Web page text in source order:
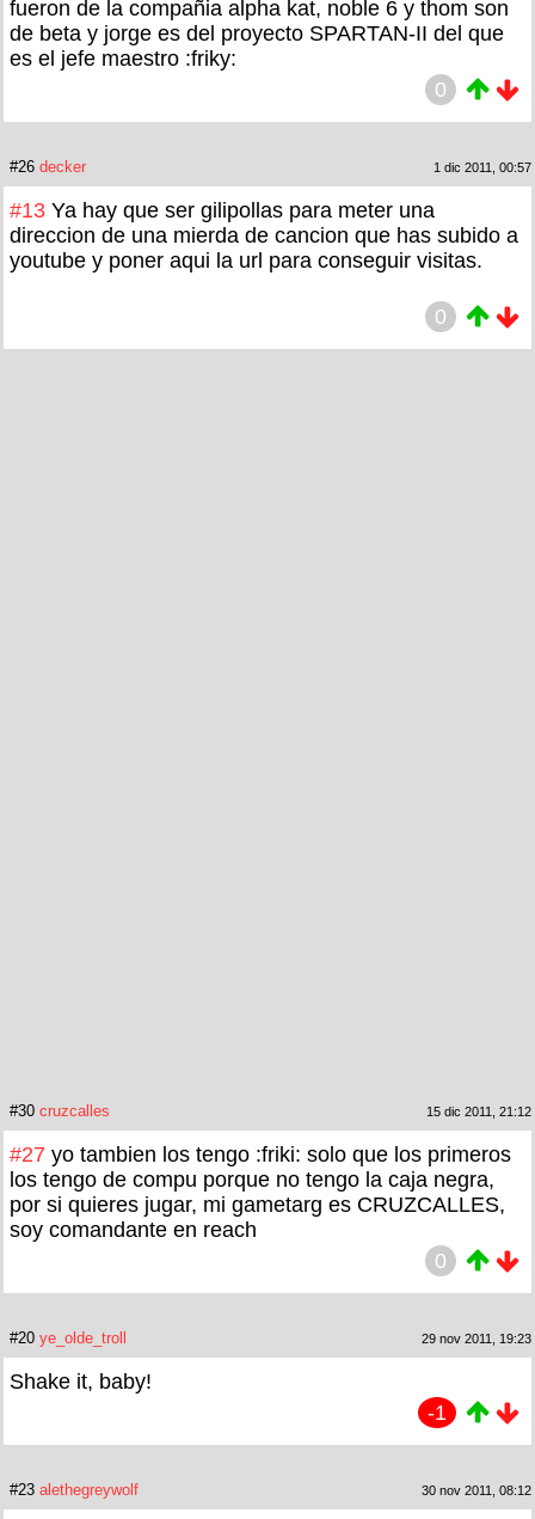
fueron de la compañia alpha kat, noble 6 y thom son
de beta y jorge es del proyecto SPARTAN-II del que
es el jefe maestro :friky:
0
#26 decker 1 dic 2011, 00:57
#13 Ya hay que ser gilipollas para meter una
direccion de una mierda de cancion que has subido a
youtube y poner aqui la url para conseguir visitas.
0
#30 cruzcalles 15 dic 2011, 21:12
#27 yo tambien los tengo :friki: solo que los primeros
los tengo de compu porque no tengo la caja negra,
por si quieres jugar, mi gametarg es CRUZCALLES,
soy comandante en reach
0
#20 ye_olde_troll 29 nov 2011, 19:23
Shake it, baby!
-1
#23 alethegreywolf 30 nov 2011, 08:12